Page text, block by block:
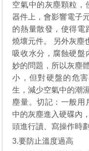
空氣中的灰塵顆粒，
器件上，會影響電子
的熱量散發，使得電
燒壞元件。 另外灰塵
吸收水分，腐蝕硬盤
妙的問題，所以灰塵
小，但對硬盤的危
生，減少空氣中的潮
塵量。切記：一般用
中的灰塵進入硬碟內
頭進行讀、寫操作時
3.要防止溫度過高